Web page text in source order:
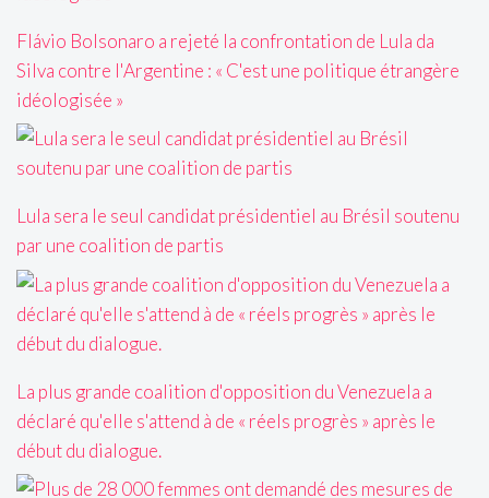
Flávio Bolsonaro a rejeté la confrontation de Lula da
Silva contre l'Argentine : « C'est une politique étrangère
idéologisée »
Lula sera le seul candidat présidentiel au Brésil soutenu
par une coalition de partis
La plus grande coalition d'opposition du Venezuela a
déclaré qu'elle s'attend à de « réels progrès » après le
début du dialogue.